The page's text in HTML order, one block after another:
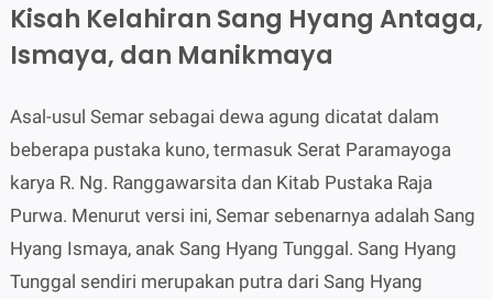
Kisah Kelahiran Sang Hyang Antaga,
Ismaya, dan Manikmaya
Asal-usul Semar sebagai dewa agung dicatat dalam
beberapa pustaka kuno, termasuk Serat Paramayoga
karya R. Ng. Ranggawarsita dan Kitab Pustaka Raja
Purwa. Menurut versi ini, Semar sebenarnya adalah Sang
Hyang Ismaya, anak Sang Hyang Tunggal. Sang Hyang
Tunggal sendiri merupakan putra dari Sang Hyang